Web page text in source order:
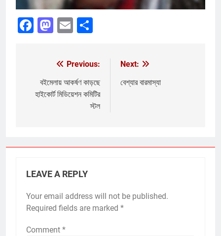
Facebook
Mastodon
Email
navigation
Previous:
বইমেলায় আকর্ষণ কাড়ছে
হাইকোর্ট মিডিয়েশন কমিটির
স্টল
Next:
বেশ্যার বারমাস্যা
LEAVE A REPLY
Your email address will not be published.
Required fields are marked *
Comment *